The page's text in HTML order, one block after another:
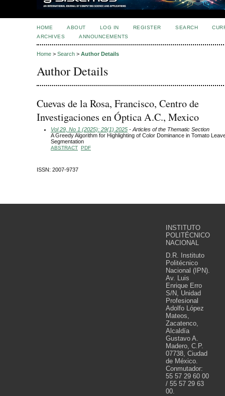
HOME ABOUT LOG IN REGISTER SEARCH
ARCHIVES
ANNOUNCEMENTS
Home > Search > Author Details
Author Details
Cuevas de la Rosa, Francisco, Centro de
Investigaciones en Óptica A.C., Mexico
Vol 29, No 1 (2025): 29(1) 2025 - Articles of the Thematic Section
A Greedy Algorithm for Highlighting of Color Dominance in Tomato
Segmentation
ABSTRACT PDF
ISSN: 2007-9737
INSTITUTO
POLITÉCNICO
NACIONAL
D.R. Instituto
Politécnico
Nacional (IPN).
Av. Luis
Enrique Erro
S/N, Unidad
Profesional
Adolfo López
Mateos,
Zacatenco,
Alcaldía
Gustavo A.
Madero, C.P.
07738, Ciudad
de México.
Conmutador:
55 57 29 60 00
/ 55 57 29 63
00.